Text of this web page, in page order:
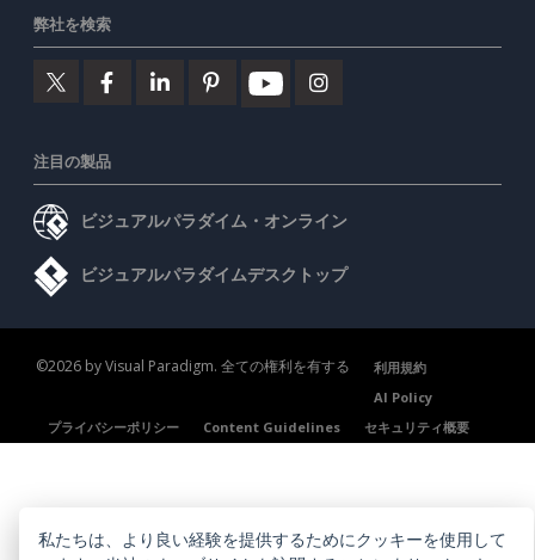
弊社を検索
注目の製品
ビジュアルパラダイム・オンライン
ビジュアルパラダイムデスクトップ
©2026 by Visual Paradigm. 全ての権利を有する
利用規約
AI Policy
プライバシーポリシー
Content Guidelines セキュリティ概要
私たちは、より良い経験を提供するためにクッキーを使用して